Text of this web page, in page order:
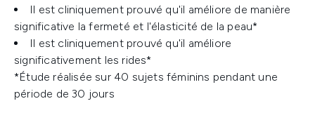
Il est cliniquement prouvé qu'il améliore de manière
significative la fermeté et l'élasticité de la peau*
Il est cliniquement prouvé qu'il améliore
significativement les rides*
*Étude réalisée sur 40 sujets féminins pendant une
période de 30 jours